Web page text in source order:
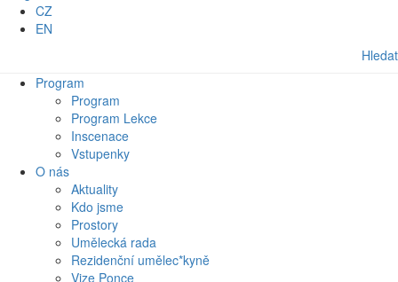
CZ
EN
Hledat
Program
Program
Program Lekce
Inscenace
Vstupenky
O nás
Aktuality
Kdo jsme
Prostory
Umělecká rada
Rezidenční umělec*kyně
Vize Ponce